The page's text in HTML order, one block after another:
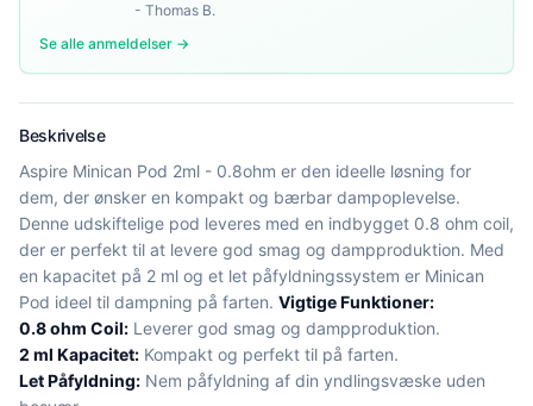
- Thomas B.
Se alle anmeldelser →
Beskrivelse
Aspire Minican Pod 2ml - 0.8ohm er den ideelle løsning for
dem, der ønsker en kompakt og bærbar dampoplevelse.
Denne udskiftelige pod leveres med en indbygget 0.8 ohm coil,
der er perfekt til at levere god smag og dampproduktion. Med
en kapacitet på 2 ml og et let påfyldningssystem er Minican
Pod ideel til dampning på farten. Vigtige Funktioner:
0.8 ohm Coil: Leverer god smag og dampproduktion.
2 ml Kapacitet: Kompakt og perfekt til på farten.
Let Påfyldning: Nem påfyldning af din yndlingsvæske uden